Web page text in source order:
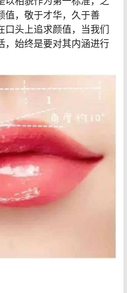
值，敬于才华，久于善
口头上追求颜值，当我们
，始终是要对其内涵进行